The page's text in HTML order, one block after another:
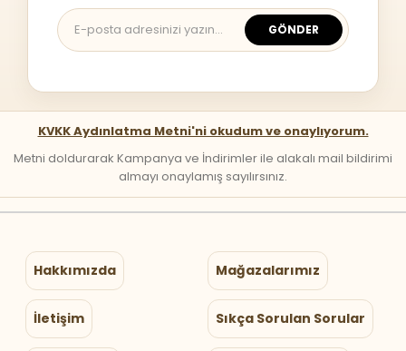
GÖNDER
KVKK Aydınlatma Metni'ni okudum ve onaylıyorum.
Metni doldurarak Kampanya ve İndirimler ile alakalı mail bildirimi
almayı onaylamış sayılırsınız.
Hakkımızda Mağazalarımız
İletişim Sıkça Sorulan Sorular